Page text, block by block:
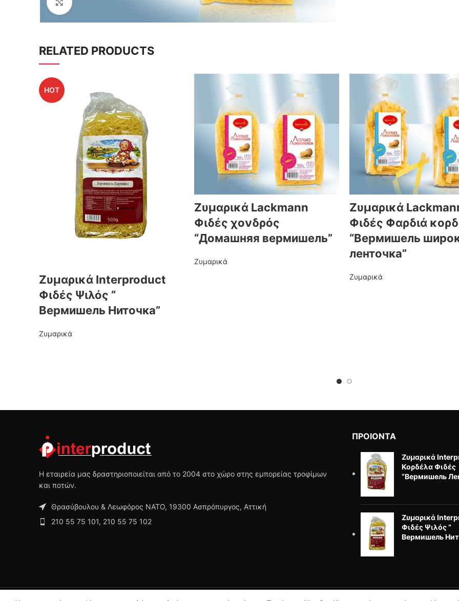
RELATED PRODUCTS
HOT
Ζυμαρικά Interproduct
Φιδές Ψιλός “
Вермишель Ниточка”
Ζυμαρικά
Ζυμαρικά Lackmann
Φιδές χονδρός
“Домашняя вермишель”
Ζυμαρικά
Ζυμαρικά
Φιδές Φαρδιά
“Вермишель
ленточка”
Ζυμαρικά
Η εταιρεία μας δραστηριοποιείται από το 2004 στο χώρο στης εμπορείας τροφίμων
και ποτών.
Θρασύβουλου & Λεωφόρος ΝΑΤΟ, 19300 Ασπρόπυργος, Αττική
210 55 75 101, 210 55 75 102
ΠΡΟΙΟΝΤΑ
Ζυμαρικά
Κορδέλα Φιδές
“Вермишель
Ζυμαρικά
Φιδές Ψιλός “
Вермишель